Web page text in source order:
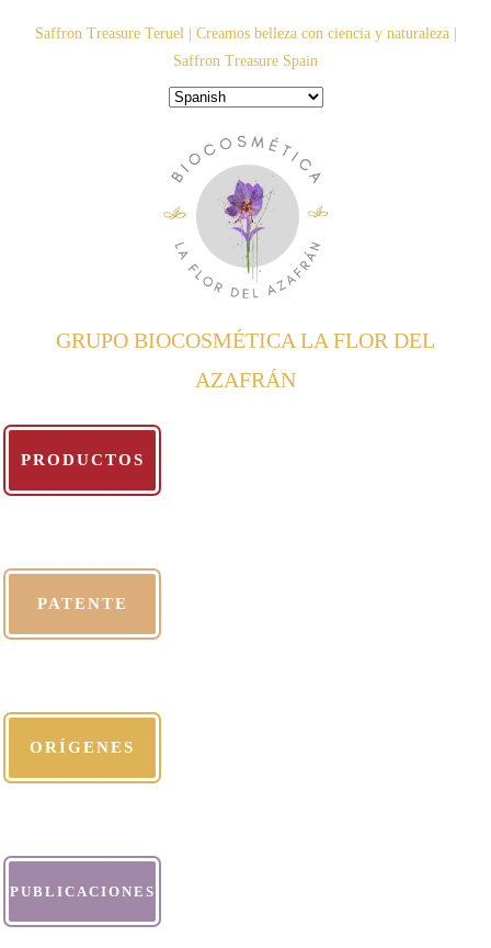
Saffron Treasure Teruel | Creamos belleza con ciencia y naturaleza |
Saffron Treasure Spain
GRUPO BIOCOSMÉTICA LA FLOR DEL
AZAFRÁN
PRODUCTOS
PATENTE
ORÍGENES
PUBLICACIONES